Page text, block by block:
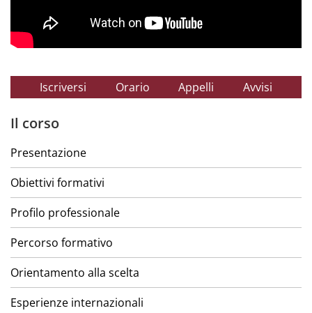
Iscriversi Orario Appelli Avvisi
Il corso
Presentazione
Obiettivi formativi
Profilo professionale
Percorso formativo
Orientamento alla scelta
Esperienze internazionali